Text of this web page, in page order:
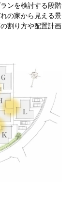
ンを検討する段階
の家から見える景
割り方や配置計画